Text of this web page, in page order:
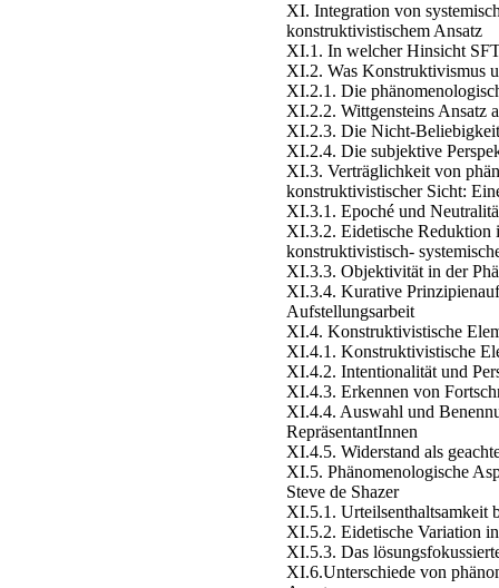
XI. Integration von
konstruktivistischem Ansatz
XI.1. In welcher Hinsicht
XI.2. Was Konstruktivismus
XI.2.1. Die
XI.2.2. Wittgensteins Ansatz
XI.2.3. Die Nicht-
XI.2.4. Die subjektive
XI.3. Verträglichkeit von
konstruktivistischer Sicht:
XI.3.1. Epoché und
XI.3.2. Eidetische Reduktion
konstruktivistisch-
XI.3.3. Objektivität in der
XI.3.4. Kurative
Aufstellungsarbeit
XI.4. Konstruktivistische
XI.4.1. Konstruktivistische
XI.4.2. Intentionalität und
XI.4.3. Erkennen von
XI.4.4. Auswahl und
RepräsentantInnen
XI.4.5. Widerstand als
XI.5. Phänomenologische
Steve de Shazer
XI.5.1. Urteilsenthaltsamkeit
XI.5.2. Eidetische Variation
XI.5.3. Das
XI.6.Unterschiede von